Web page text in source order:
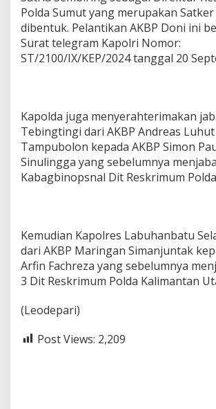
Polda Sumut yang merupakan
dibentuk. Pelantikan AKBP Doni ini
Surat telegram Kapolri Nomor:
ST/2100/IX/KEP/2024 tanggal 20
Kapolda juga menyerahterimakan
Tebingtingi dari AKBP Andreas Luhut
Tampubolon kepada AKBP Simon
Sinulingga yang sebelumnya
Kabagbinopsnal Dit Reskrimum
Kemudian Kapolres Labuhanbatu
dari AKBP Maringan Simanjuntak
Arfin Fachreza yang sebelumnya
3 Dit Reskrimum Polda Kalimantan
(Leodepari)
Post Views: 2,209